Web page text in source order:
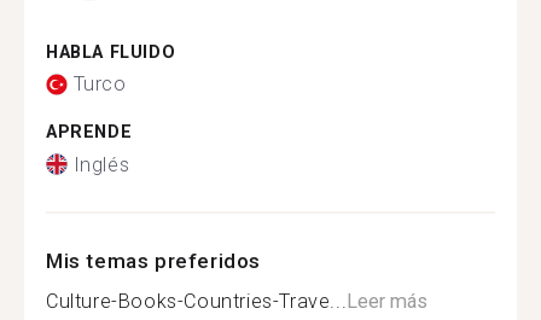
HABLA FLUIDO
Turco
APRENDE
Inglés
Mis temas preferidos
Culture-Books-Countries-Trave... Leer más